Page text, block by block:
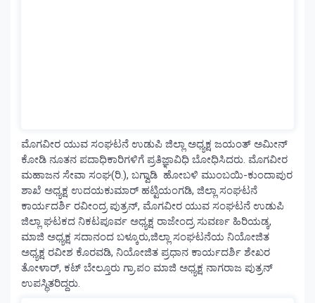
ಮೊಗವೀರ ಯುವ ಸಂಘಟನೆ ಉಡುಪಿ ಜಿಲ್ಲಾ ಅಧ್ಯಕ್ಷ ಜಯಂತ್ ಅಮೀನ್
ಕೋಡಿ ನೂತನ ಪದಾಧಿಕಾರಿಗಳಿಗೆ ಪ್ರತಿಜ್ಞಾವಿಧಿ ಬೋಧಿಸಿದರು. ಮೊಗವೀರ
ಮಹಾಜನ ಸೇವಾ ಸಂಘ(ರಿ.), ಬಗ್ವಾಡಿ ಹೋಬಳಿ ಮುಂಬಯಿ-ಕುಂದಾಪುರ
ಶಾಖೆ ಅಧ್ಯಕ್ಷ ಉದಯಕುಮಾರ್ ಹಟ್ಟಿಯಂಗಡಿ, ಜಿಲ್ಲಾ ಸಂಘಟನೆ
ಕಾರ್ಯದರ್ಶಿ ರವೀಂದ್ರ ಪುತ್ರನ್, ಮೊಗವೀರ ಯುವ ಸಂಘಟನೆ ಉಡುಪಿ
ಜಿಲ್ಲಾ ಘಟಕದ ನಿಕಟಪೂರ್ವ ಅಧ್ಯಕ್ಷ ರಾಜೇಂದ್ರ ಸುವರ್ಣ ಹಿರಿಯಡ್ಕ,
ಮಾಜಿ ಅಧ್ಯಕ್ಷ ಸದಾನಂದ ಬಳ್ಕೂರು,ಜಿಲ್ಲಾ ಸಂಘಟನೆಯ ನಿಯೋಜಿತ
ಅಧ್ಯಕ್ಷ ರವೀಶ ಕೊರವಡಿ, ನಿಯೋಜಿತ ಪ್ರಧಾನ ಕಾರ್ಯದರ್ಶಿ ಶೇಖರ
ತೋಳಾರ್, ಕಟ್ ಬೇಲ್ತೂರು ಗ್ರಾ.ಪಂ ಮಾಜಿ ಅಧ್ಯಕ್ಷ ನಾಗರಾಜ ಪುತ್ರನ್
ಉಪಸ್ಥಿತರಿದ್ದರು.